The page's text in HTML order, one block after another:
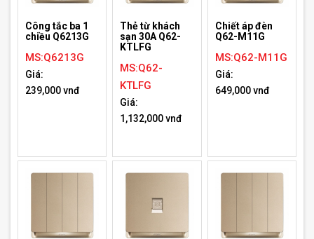
Công tắc ba 1
chiều Q6213G
MS:Q6213G
Giá:
239,000 vnđ
Thẻ từ khách
sạn 30A Q62-
KTLFG
MS:Q62-
KTLFG
Giá:
1,132,000 vnđ
Chiết áp đèn
Q62-M11G
MS:Q62-M11G
Giá:
649,000 vnđ